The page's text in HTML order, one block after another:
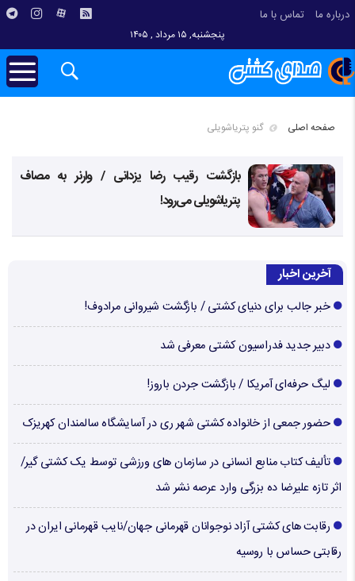
درباره ما تماس با ما
پنجشنبه, ۱۵ مرداد , ۱۴۰۵
صفحه اصلی گنو پتریاشویلی
بازگشت رقیب رضا یزدانی / وارنر به مصاف
پتریاشویلی می‌رود!
آخرین اخبار
خبر جالب برای دنیای کشتی / بازگشت شیروانی مرادوف!
دبیر جدید فدراسیون کشتی معرفی شد
لیگ حرفه‌ای آمریکا / بازگشت جردن باروز!
حضور جمعی از خانواده کشتی شهر ری در آسایشگاه سالمندان کهریزک
تألیف کتاب منابع انسانی در سازمان های ورزشی توسط یک کشتی گیر/
اثر تازه علیرضا ده بزرگی وارد عرصه نشر شد
رقابت های کشتی آزاد نوجوانان قهرمانی جهان/نایب قهرمانی ایران در
رقابتی حساس با روسیه